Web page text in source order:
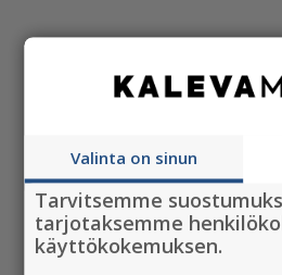
asiakaspalveluumme
Jaa tämä artikkeli
Valinta on sinun
Tarvitsemme
tarjotaksemme
käyttökokemuksen.